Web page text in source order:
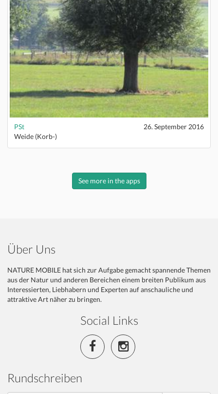
PSt
26. September 2016
Weide (Korb-)
See more in the apps
Über Uns
NATURE MOBILE hat sich zur Aufgabe gemacht spannende Themen
aus der Natur und anderen Bereichen einem breiten Publikum aus
Interessierten, Liebhabern und Experten auf anschauliche und
attraktive Art näher zu bringen.
Social Links
Rundschreiben